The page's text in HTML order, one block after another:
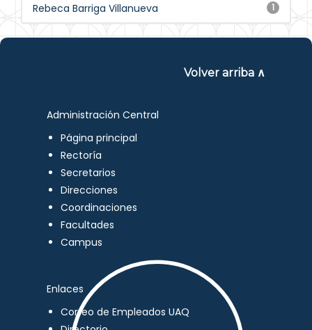
1
Rebeca Barriga Villanueva
Volver arriba ∧
Administración Central
Página principal
Rectoría
Secretarios
Direcciones
Coordinaciones
Facultades
Campus
Enlaces
Correo de Empleados UAQ